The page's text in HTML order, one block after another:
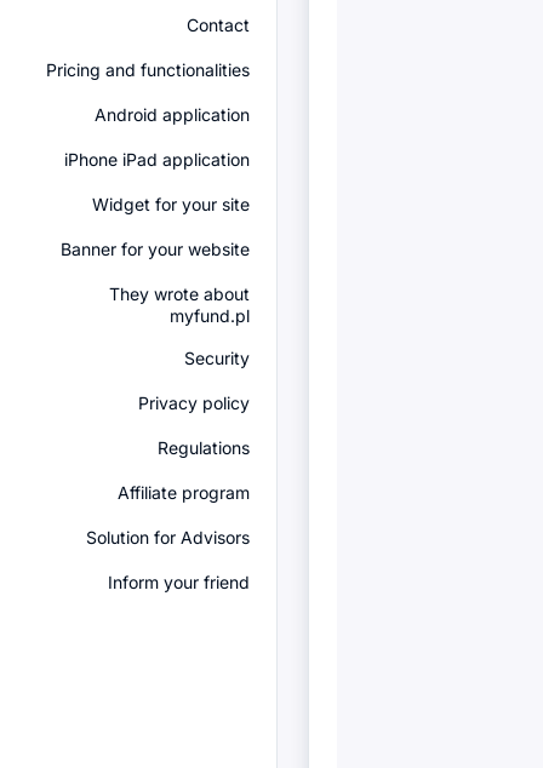
Contact
Pricing and functionalities
Android application
iPhone iPad application
Widget for your site
Banner for your website
They wrote about
myfund.pl
Security
Privacy policy
Regulations
Affiliate program
Solution for Advisors
Inform your friend